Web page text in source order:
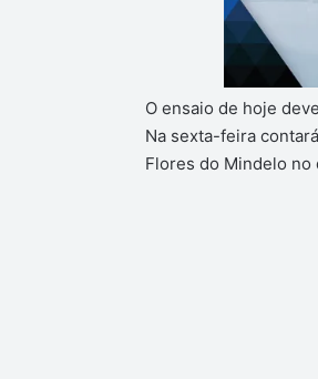
O ensaio de hoje
Na sexta-feira
Flores do Mindelo no